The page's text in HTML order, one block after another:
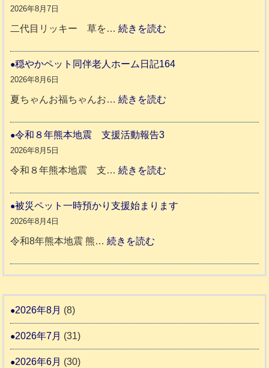
年
本
援
市
氷
2026年8月7日
二代目リッキー 草を…続きを読む
和
城
市
市
ッ
さ
穏やかペット同伴老人ホーム日記164
2026年8月6日
夏ちゃんお福ちゃんお…続きを読む
ト
人
記
令和８年熊本地震 支援活動報告3
2026年8月5日
令和８年熊本地震 支…続きを読む
和
被災ペット一時預かり支援始まります
2026年8月4日
令和8年熊本地震 熊…続きを読む
災
ト
2026年8月 (8)
2026年7月 (31)
2026年6月 (30)